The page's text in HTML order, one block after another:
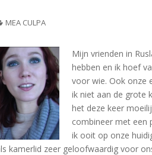
MEA CULPA
Mijn vrienden in
hebben en ik hoef
voor wie. Ook onze
ik niet aan de grote
het deze keer
combineer met een
ik ooit op onze
kamerlid zeer geloofwaardig voor